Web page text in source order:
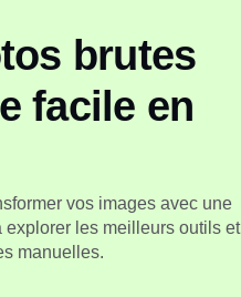
brutes
facile en
vos images avec une
explorer les meilleurs outils et
manuelles.